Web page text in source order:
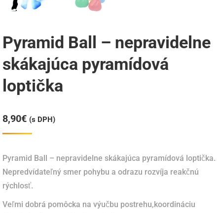
Pyramid Ball – nepravidelne
skákajúca pyramídová
loptička
8,90€ (s DPH)
Pyramid Ball – nepravidelne skákajúca pyramídová loptička.
Nepredvídateľný smer pohybu a odrazu rozvíja reakčnú
rýchlosť.
Veľmi dobrá pomôcka na výučbu postrehu,koordináciu